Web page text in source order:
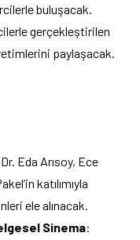
buluşacak.
gerçekleştirilen
paylaşacak.
Eda Arısoy, Ece
katılımıyla
ele alınacak.
Sinema: